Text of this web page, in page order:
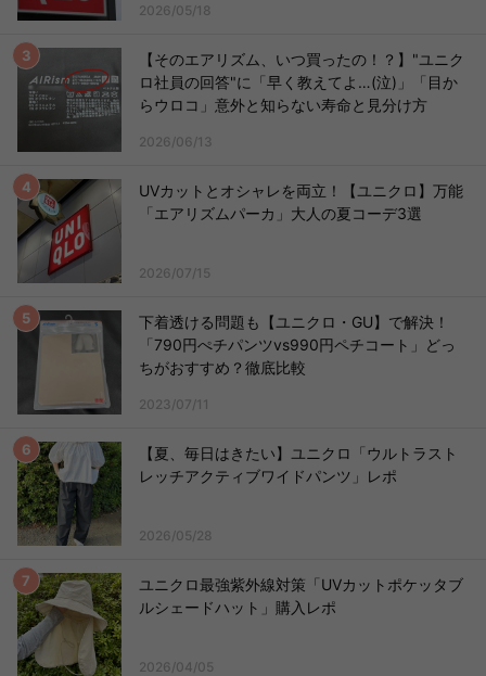
2026/05/18
【そのエアリズム、いつ買ったの！？】"ユニク
ロ社員の回答"に「早く教えてよ…(泣)」「目か
らウロコ」意外と知らない寿命と見分け方
2026/06/13
UVカットとオシャレを両立！【ユニクロ】万能
「エアリズムパーカ」大人の夏コーデ3選
2026/07/15
下着透ける問題も【ユニクロ・GU】で解決！
「790円ぺチパンツvs990円ペチコート」どっ
ちがおすすめ？徹底比較
2023/07/11
【夏、毎日はきたい】ユニクロ「ウルトラスト
レッチアクティブワイドパンツ」レポ
2026/05/28
ユニクロ最強紫外線対策「UVカットポケッタブ
ルシェードハット」購入レポ
2026/04/05